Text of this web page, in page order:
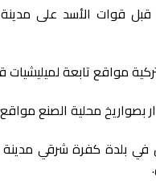
الأسد على مدينة
مواقع تابعة
بصواريخ محلية الصنع
في بلدة كفرة شرقي